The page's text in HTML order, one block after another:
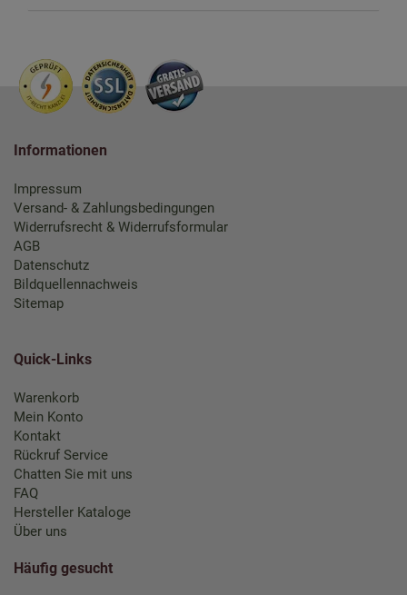
Informationen
Impressum
Versand- & Zahlungsbedingungen
Widerrufsrecht & Widerrufsformular
AGB
Datenschutz
Bildquellennachweis
Sitemap
Quick-Links
Warenkorb
Mein Konto
Kontakt
Rückruf Service
Chatten Sie mit uns
FAQ
Hersteller Kataloge
Über uns
Häufig gesucht